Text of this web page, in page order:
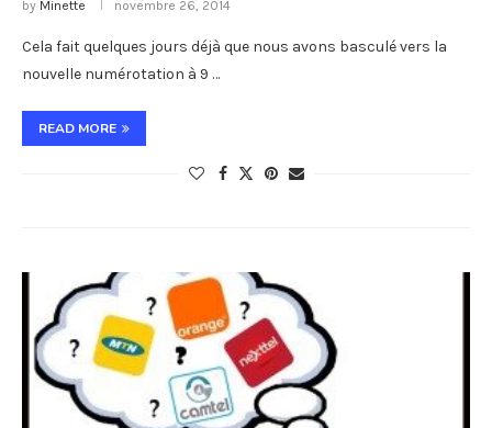
by Minette novembre 26, 2014
Cela fait quelques jours déjà que nous avons basculé vers la
nouvelle numérotation à 9 …
READ MORE